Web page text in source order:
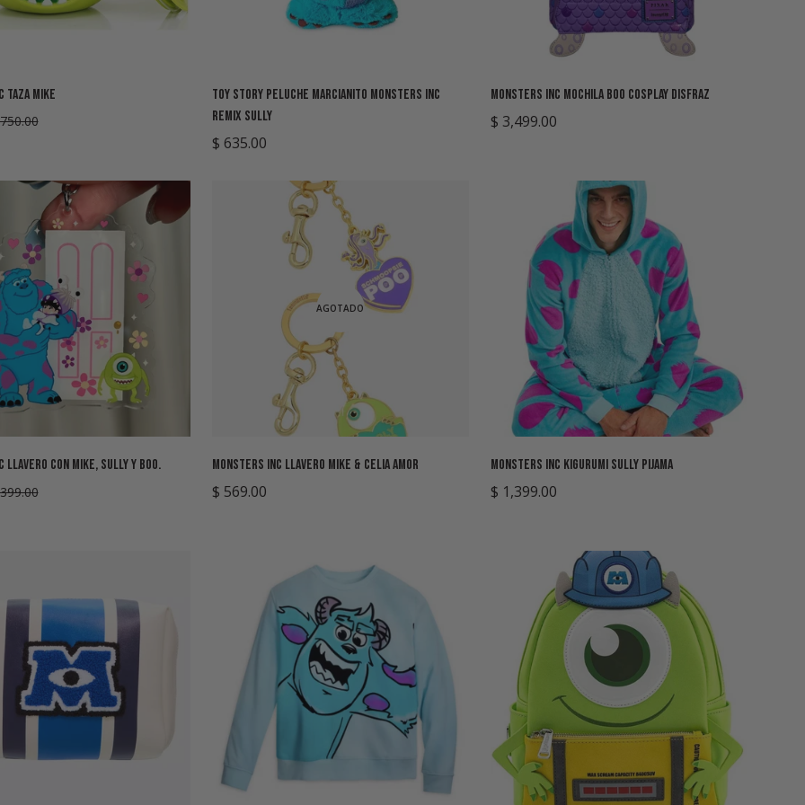
Mike
Toy Story Peluche Marcianito Monsters Inc
Remix Sully
Precio
$ 635.00
Monsters Inc Mochila Boo Cosplay Disfraz
Precio
$ 3,499.00
Agregar rápido
Con Mike, Sully y Boo.
AGOTADO
Monsters Inc Llavero Mike & Celia Amor
Precio
$ 569.00
Seleccione opciones
Monsters Inc Kigurumi Sully Pijama
Precio
$ 1,399.00